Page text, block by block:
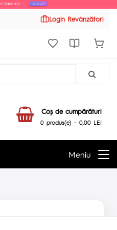
Login Revânzători
Coş de cumpărături
0 produs(e) - 0,00 LEI
Meniu